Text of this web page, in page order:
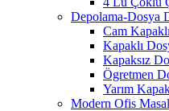
Depolama-Dosya
Cam
Kapaklı
Kapaksız
Ögretmen
Yarım
Modern Ofis